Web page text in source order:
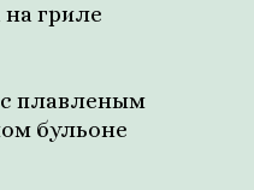
гриле
плавленым
бульоне